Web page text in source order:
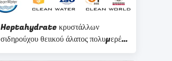
Heptahydrate κρυστάλλων
σιδηρούχου θειικού άλατος πολυμερές
σώμα για την κατεργασία ύδατος